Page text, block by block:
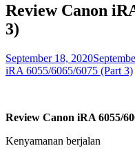
Review Canon
3)
September 18, 2020
iRA 6055/6065/6075 (Part 3)
Review Canon iRA 6055/
Kenyamanan berjalan